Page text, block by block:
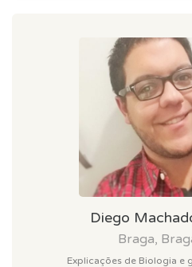
Diego
Braga,
Explicações de Biologia e